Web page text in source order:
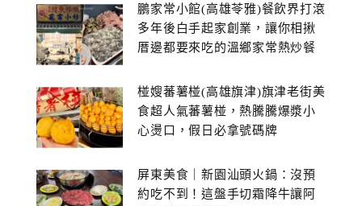
鵬家常小館(高雄苓雅)餐飲界打滾
多年後白手起家創業，讓你相揪
厝邊都要來吃的溫鄉家常熱炒餐
椪嫂蕃薯椪(高雄旗津)旗津老街美
食超人氣蕃薯椪，熱騰騰爆漿小
心燙口，假日必拿號碼牌
屏東美食｜新園汕頭火鍋：沒預
約吃不到！這盤手切霜降牛讓阿